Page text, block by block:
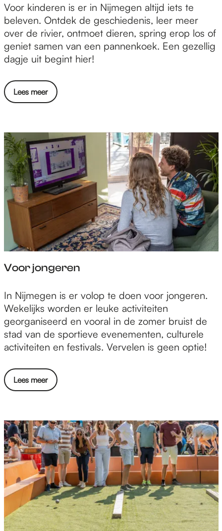
V
o
o
r
k
n
d
e
n
Voor kinderen is er in Nijmegen altijd iets te
beleven. Ontdek de geschiedenis, leer meer
over de rivier, ontmoet dieren, spring erop los of
geniet samen van een pannenkoek. Een gezellig
dagje uit begint hier!
Lees meer
Voor jongeren
V
o
o
r
j
n
g
e
n
In Nijmegen is er volop te doen voor jongeren.
Wekelijks worden er leuke activiteiten
georganiseerd en vooral in de zomer bruist de
stad van de sportieve evenementen, culturele
activiteiten en festivals. Vervelen is geen optie!
Lees meer